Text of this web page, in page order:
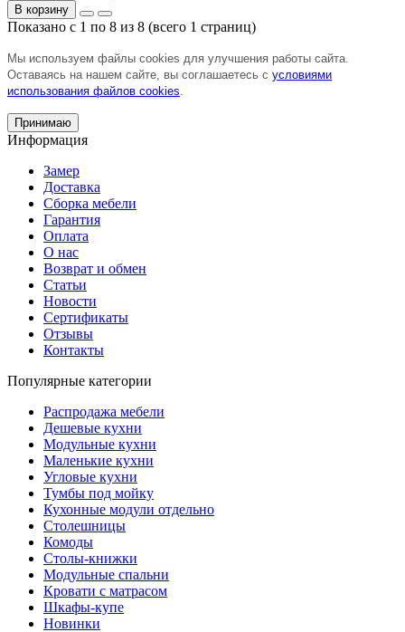
В корзину
Показано с 1 по 8 из 8 (всего 1 страниц)
Мы используем файлы cookies для улучшения работы сайта.
Оставаясь на нашем сайте, вы соглашаетесь с условиями
использования файлов cookies
Принимаю
Информация
Замер
Доставка
Сборка мебели
Гарантия
Оплата
О нас
Возврат и обмен
Статьи
Новости
Сертификаты
Отзывы
Контакты
Популярные категории
Распродажа мебели
Дешевые кухни
Модульные кухни
Маленькие кухни
Угловые кухни
Тумбы под мойку
Кухонные модули отдельно
Столешницы
Комоды
Столы-книжки
Модульные спальни
Кровати с матрасом
Шкафы-купе
Новинки